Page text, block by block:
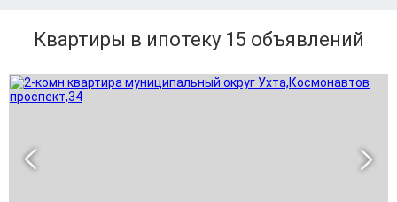
Квартиры в ипотеку 15 объявлений